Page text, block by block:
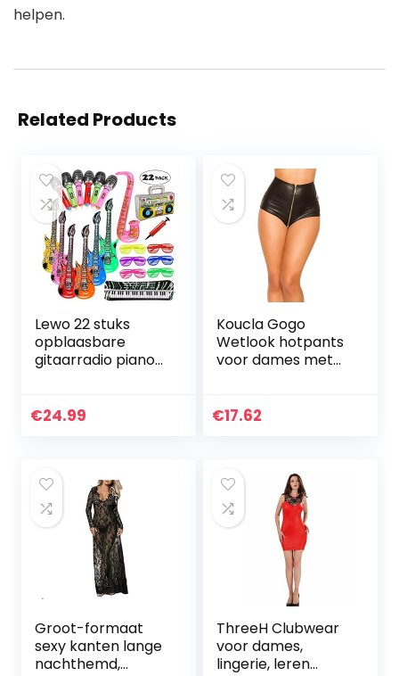
helpen.
Related Products
Lewo 22 stuks
opblaasbare
gitaarradio piano
shutter bril party
€24.99
Koucla Gogo
Wetlook hotpants
voor dames met
€17.62
Groot-formaat
sexy kanten lange
nachthemd,
ThreeH Clubwear
voor dames,
lingerie, leren